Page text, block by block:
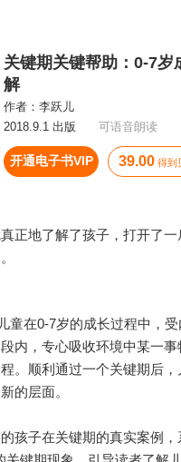
关键期关键帮助：0-7岁
解
作者： 李跃儿
2018.9.1 出版
可语音朗读
开通电子书VIP 39.00 得到
正地了解了孩子，打开了
童在0-7岁的成长过程中，
内，专心吸收环境中某一
。顺利通过一个关键期后，
的层面。
孩子在关键期的真实案例，